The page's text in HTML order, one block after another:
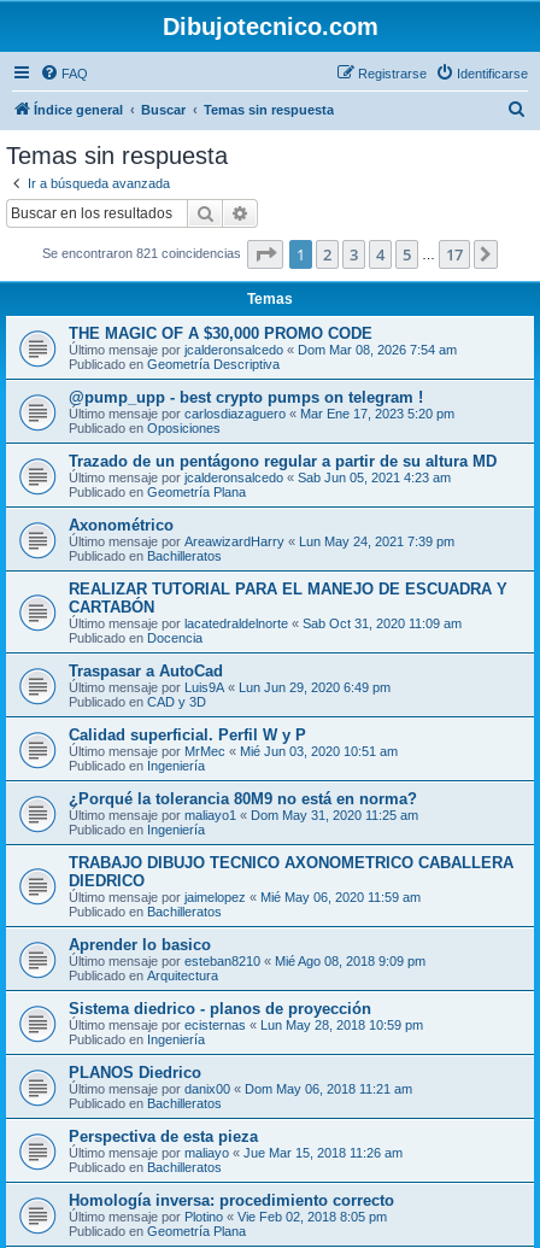
Dibujotecnico.com
FAQ Identificarse
Registrarse
Índice general Buscar Temas sin respuesta
Temas sin respuesta
Ir a búsqueda avanzada
Buscar
Se encontraron 821 coincidencias Página de 17
1 2 3 4 5 17
Temas
THE MAGIC OF A $30,000 PROMO CODE
Último mensaje por jcalderonsalcedo « Dom Mar 08, 2026 7:54 am
Publicado en Geometría Descriptiva
@pump_upp - best crypto pumps on telegram !
Último mensaje por carlosdiazaguero « Mar Ene 17, 2023 5:20 pm
Publicado en Oposiciones
Trazado de un pentágono regular a partir de su altura MD
Último mensaje por jcalderonsalcedo « Sab Jun 05, 2021 4:23 am
Publicado en Geometría Plana
Axonométrico
Último mensaje por AreawizardHarry « Lun May 24, 2021 7:39 pm
Publicado en Bachilleratos
REALIZAR TUTORIAL PARA EL MANEJO DE ESCUADRA Y
CARTABÓN
Último mensaje por lacatedraldelnorte « Sab Oct 31, 2020 11:09 am
Publicado en Docencia
Traspasar a AutoCad
Último mensaje por Luis9A « Lun Jun 29, 2020 6:49 pm
Publicado en CAD y 3D
Calidad superficial. Perfil W y P
Último mensaje por MrMec « Mié Jun 03, 2020 10:51 am
Publicado en Ingeniería
¿Porqué la tolerancia 80M9 no está en norma?
Último mensaje por maliayo1 « Dom May 31, 2020 11:25 am
Publicado en Ingeniería
TRABAJO DIBUJO TECNICO AXONOMETRICO CABALLERA
DIEDRICO
Último mensaje por jaimelopez « Mié May 06, 2020 11:59 am
Publicado en Bachilleratos
Aprender lo basico
Último mensaje por esteban8210 « Mié Ago 08, 2018 9:09 pm
Publicado en Arquitectura
Sistema diedrico - planos de proyección
Último mensaje por ecisternas « Lun May 28, 2018 10:59 pm
Publicado en Ingeniería
PLANOS Diedrico
Último mensaje por danix00 « Dom May 06, 2018 11:21 am
Publicado en Bachilleratos
Perspectiva de esta pieza
Último mensaje por maliayo « Jue Mar 15, 2018 11:26 am
Publicado en Bachilleratos
Homología inversa: procedimiento correcto
Último mensaje por Plotino « Vie Feb 02, 2018 8:05 pm
Publicado en Geometría Plana